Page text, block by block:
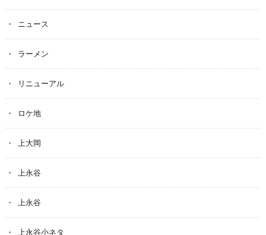
ニュース
ラーメン
リニューアル
ロケ地
上大岡
上永谷
上永谷
上永谷小ネタ